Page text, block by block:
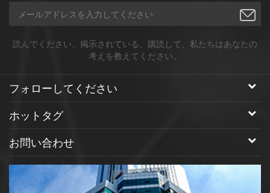
読んでください、掲示されている、購読して、私たちはあなたの
考えを教えてください。
フォローしてください
ホットタグ
お問い合わせ